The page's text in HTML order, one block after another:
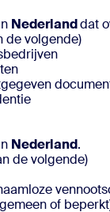
Nederlanddat
de volgende)
Nederland.
de volgende)
of